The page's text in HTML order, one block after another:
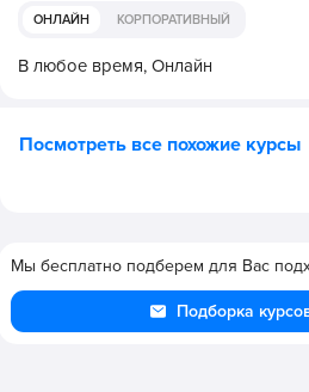
ОНЛАЙН КОРПОРАТИВНЫЙ
В любое время, Онлайн
Посмотреть все похожие курсы
Мы бесплатно подберем для Вас
Подборка